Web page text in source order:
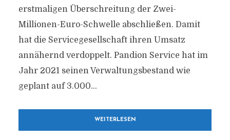
erstmaligen Überschreitung der Zwei-
Millionen-Euro-Schwelle abschließen. Damit
hat die Servicegesellschaft ihren Umsatz
annähernd verdoppelt. Pandion Service hat im
Jahr 2021 seinen Verwaltungsbestand wie
geplant auf 3.000...
WEITERLESEN